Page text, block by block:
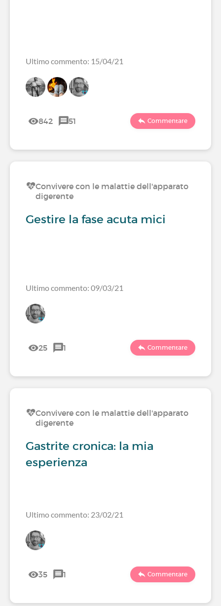
Ultimo commento: 15/04/21
842 51 Commentare
Convivere con le malattie dell'apparato
digerente
Gestire la fase acuta mici
Ultimo commento: 09/03/21
25 1 Commentare
Convivere con le malattie dell'apparato
digerente
Gastrite cronica: la mia
esperienza
Ultimo commento: 23/02/21
35 1 Commentare